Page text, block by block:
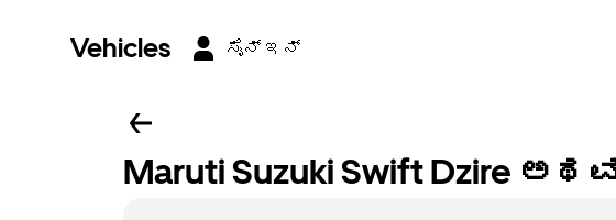
Vehicles ಸೈನ್ ಇನ್
Maruti Suzuki Swift Dzire